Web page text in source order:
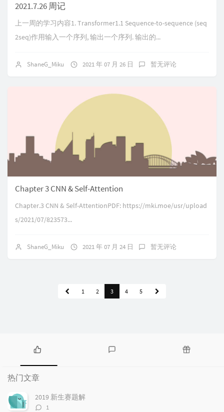
2021.7.26 周记
上一周的学习内容1. Transformer1.1 Sequence-to-sequence (seq
2seq)作用输入一个序列, 输出一个序列. 输出的...
ShaneG_Miku 2021 年 07 月 26 日 暂无评论
Chapter 3 CNN & Self-Attention
Chapter.3 CNN & Self-AttentionPDF: https://mki.moe/usr/upload
s/2021/07/823573...
ShaneG_Miku 2021 年 07 月 24 日 暂无评论
1 2 3 4 5
热
门
文
章
热门文章
2019 新生赛题解
评1